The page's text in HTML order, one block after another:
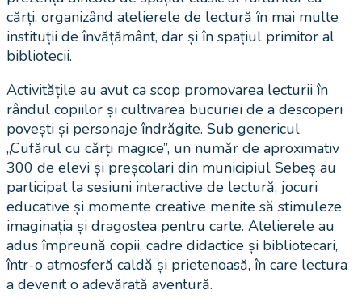
cărți, organizând atelierele de lectură în mai multe
instituții de învățământ, dar și în spațiul primitor al
bibliotecii.
Activitățile au avut ca scop promovarea lecturii în
rândul copiilor și cultivarea bucuriei de a descoperi
povești și personaje îndrăgite. Sub genericul
„Cufărul cu cărți magice”, un număr de aproximativ
300 de elevi și preșcolari din municipiul Sebeș au
participat la sesiuni interactive de lectură, jocuri
educative și momente creative menite să stimuleze
imaginația și dragostea pentru carte. Atelierele au
adus împreună copii, cadre didactice și bibliotecari,
într-o atmosferă caldă și prietenoasă, în care lectura
a devenit o adevărată aventură.